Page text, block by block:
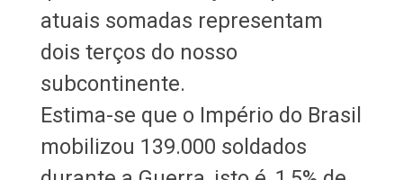
atuais somadas representam
dois terços do nosso
subcontinente.
Estima-se que o Império do Brasil
mobilizou 139.000 soldados